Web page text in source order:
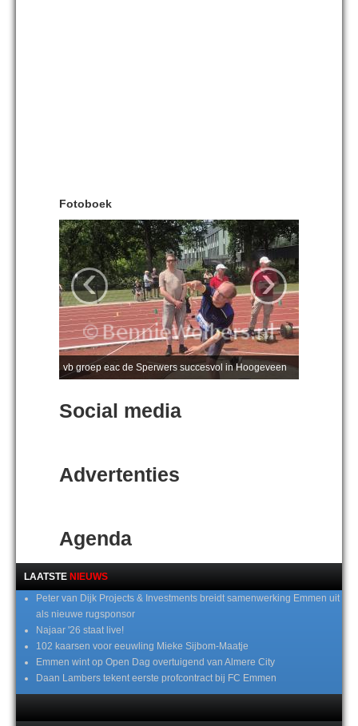
Fotoboek
vb groep eac de Sperwers succesvol in Hoogeveen
‹ ›
Social media
Advertenties
Agenda
LAATSTE NIEUWS
Peter van Dijk Projects & Investments breidt samenwerking Emmen uit
als nieuwe rugsponsor
Najaar '26 staat live!
102 kaarsen voor eeuwling Mieke Sijbom-Maatje
Emmen wint op Open Dag overtuigend van Almere City
Daan Lambers tekent eerste profcontract bij FC Emmen